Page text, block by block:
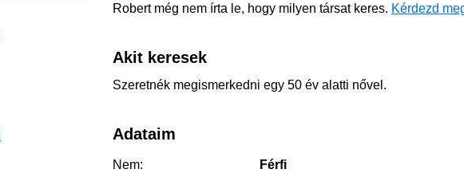
Robert még nem írta le, hogy milyen társat keres. Kérdezd
Akit keresek
Szeretnék megismerkedni egy 50 év alatti nővel.
Adataim
Nem:
Férfi